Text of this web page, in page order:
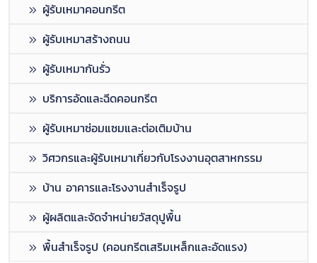
ผู้รับเหมาคอนกรีต
ผู้รับเหมาสร้างถนน
ผู้รับเหมากันรั่ว
บริการอัดและฉีดคอนกรีต
ผู้รับเหมาซ่อมแซมและต่อเติมบ้าน
วิศวกรและผู้รับเหมาเกี่ยวกับโรงงานอุตสาหกรรม
บ้าน อาคารและโรงงานสำเร็จรูป
ผู้ผลิตและจัดจำหน่ายวัสดุปูพื้น
พื้นสำเร็จรูป (คอนกรีตเสริมเหล็กและอัดแรง)